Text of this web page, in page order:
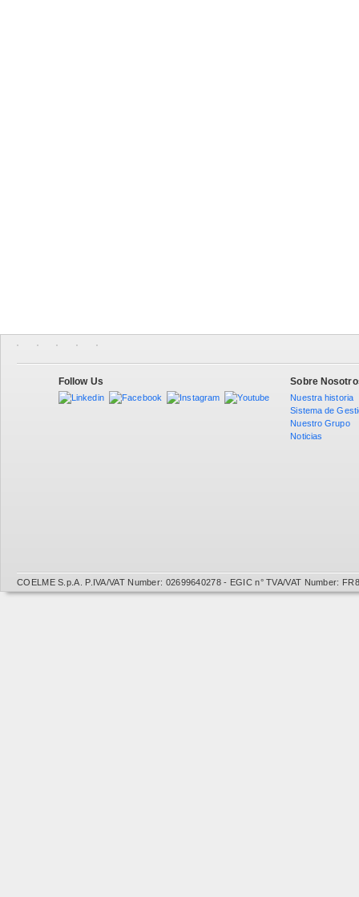
Follow Us Sobre
Nuestra historia
Sistema de
Nuestro Grupo
Noticias
COELME S.p.A. P.IVA/VAT Number: 02699640278 - EGIC n° TVA/VAT Number: